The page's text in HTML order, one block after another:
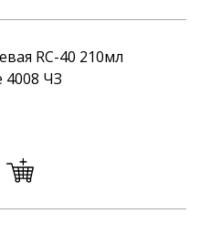
RC-40 210мл
4008 ЧЗ